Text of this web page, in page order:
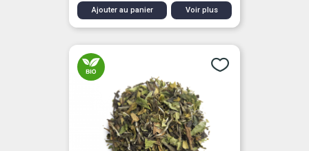
Ajouter au panier Voir plus